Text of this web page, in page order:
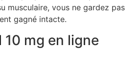
musculaire, vous ne gardez pas
gagné intacte.
mg en ligne